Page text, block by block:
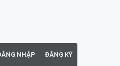
NHẬP ĐĂNG KÝ